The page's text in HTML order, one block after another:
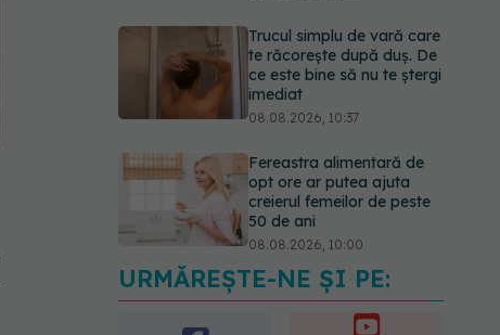
Trucul simplu de vară care
te răcorește după duș. De
ce este bine să nu te ștergi
imediat
08.08.2026, 10:37
Fereastra alimentară de
opt ore ar putea ajuta
creierul femeilor de peste
50 de ani
08.08.2026, 10:00
5 mituri despre
menstruație pe care să nu
URMĂREȘTE-NE ȘI PE: